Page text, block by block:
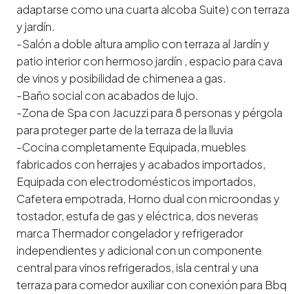
adaptarse como una cuarta alcoba Suite) con terraza
y jardín.
-Salón a doble altura amplio con terraza al Jardín y
patio interior con hermoso jardín , espacio para cava
de vinos y posibilidad de chimenea a gas.
-Baño social con acabados de lujo.
-Zona de Spa con Jacuzzi para 8 personas y pérgola
para proteger parte de la terraza de la lluvia
-Cocina completamente Equipada, muebles
fabricados con herrajes y acabados importados,
Equipada con electrodomésticos importados,
Cafetera empotrada, Horno dual con microondas y
tostador, estufa de gas y eléctrica, dos neveras
marca Thermador congelador y refrigerador
independientes y adicional con un componente
central para vinos refrigerados, isla central y una
terraza para comedor auxiliar con conexión para Bbq